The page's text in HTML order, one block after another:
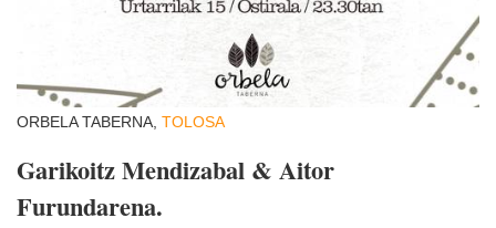
ORBELA TABERNA, TOLOSA
Garikoitz Mendizabal & Aitor
Furundarena.